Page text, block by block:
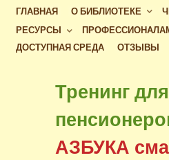
ГЛАВНАЯ О БИБЛИОТЕКЕ
РЕСУРСЫ
ДОСТУПНАЯ СРЕДА
ОТЗЫВЫ
Бесплатный
к фондам
библиотек
Тренинг для
АЗБУКА